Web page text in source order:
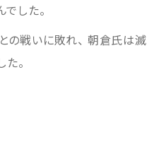
した。
の戦いに敗れ、 朝倉氏は滅
。